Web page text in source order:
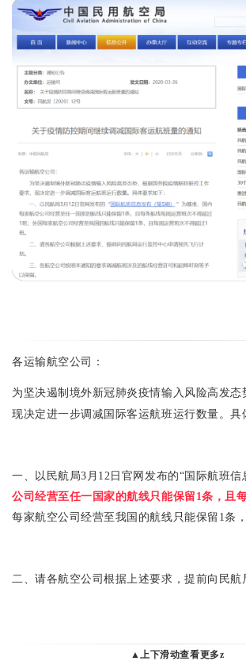
各运输航空公司：
为坚决遏制境外新冠肺炎疫情输入风险高发
现决定进一步调减国际客运航班运行数量。具
一、以民航局3月12日官网发布的“国际航班
公司经营至任一国家的航线只能保留1条，且
每家航空公司经营至我国的航线只能保留1条
二、请各航空公司根据上述要求，提前向民
三、各航空公司按照本通知的要求调减航班
▲上下滑动查看更多z